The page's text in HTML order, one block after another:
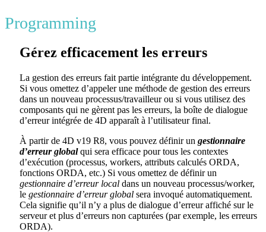
Programming
Gérez efficacement les erreurs
La gestion des erreurs fait partie intégrante du développement.
Si vous omettez d’appeler une méthode de gestion des erreurs
dans un nouveau processus/travailleur ou si vous utilisez des
composants qui ne gèrent pas les erreurs, la boîte de dialogue
d’erreur intégrée de 4D apparaît à l’utilisateur final.
À partir de 4D v19 R8, vous pouvez définir un gestionnaire
d’erreur globalqui sera efficace pour tous les contextes
d’exécution (processus, workers, attributs calculés ORDA,
fonctions ORDA, etc.) Si vous omettez de définir un
gestionnaire d’erreur local dans un nouveau processus/worker,
le gestionnaire d’erreur global sera invoqué automatiquement.
Cela signifie qu’il n’y a plus de dialogue d’erreur affiché sur le
serveur et plus d’erreurs non capturées (par exemple, les erreurs
ORDA).